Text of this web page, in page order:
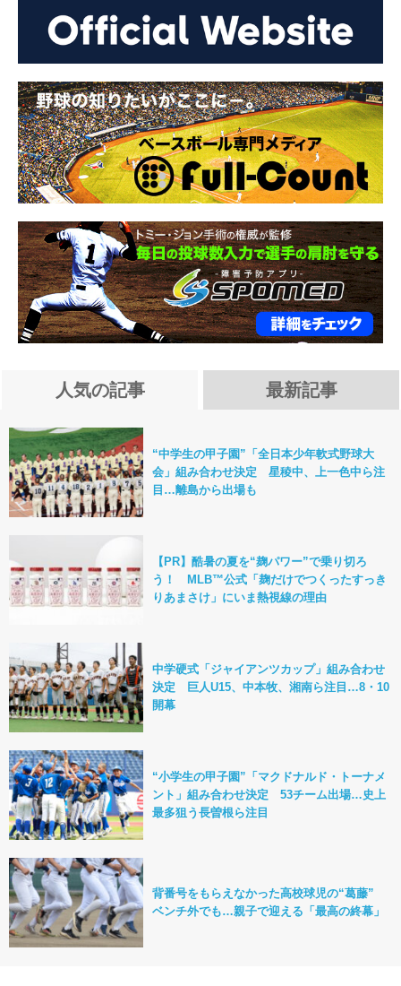
人気の記事 最新記事
“中学生の甲子園”「全日本少年軟式野球大
会」組み合わせ決定 星稜中、上一色中ら注
目…離島から出場も
【PR】酷暑の夏を“麹パワー”で乗り切ろ
う！ MLB™公式「麹だけでつくったすっき
りあまさけ」にいま熱視線の理由
中学硬式「ジャイアンツカップ」組み合わせ
決定 巨人U15、中本牧、湘南ら注目…8・10
開幕
“小学生の甲子園”「マクドナルド・トーナメ
ント」組み合わせ決定 53チーム出場…史上
最多狙う長曽根ら注目
背番号をもらえなかった高校球児の“葛藤”
ベンチ外でも…親子で迎える「最高の終幕」